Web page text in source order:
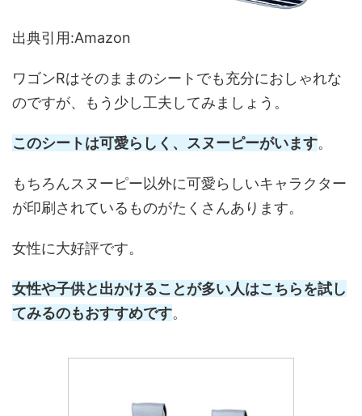
出典引用:Amazon
ワゴンRはそのままのシートでも充分におしゃれな
のですが、もう少し工夫してみましょう。
このシートは可愛らしく、スヌーピーがいます。
もちろんスヌーピー以外に可愛らしいキャラクター
が印刷されているものがたくさんあります。
女性に大好評です。
女性や子供と出かけることが多い人はこちらを試し
てみるのもおすすめです。